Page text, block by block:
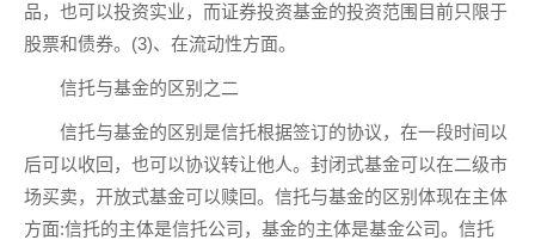
品，也可以投资实业，而证券投资基金的投资范围目前只限于
股票和债券。(3)、在流动性方面。
信托与基金的区别之二
信托与基金的区别是信托根据签订的协议，在一段时间以
后可以收回，也可以协议转让他人。封闭式基金可以在二级市
场买卖，开放式基金可以赎回。信托与基金的区别体现在主体
方面:信托的主体是信托公司，基金的主体是基金公司。信托